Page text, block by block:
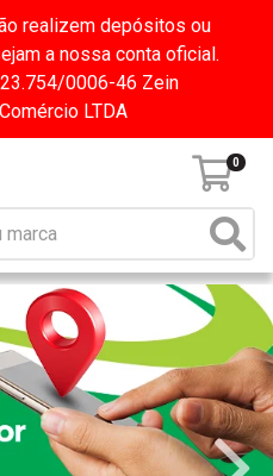
realizem depósitos ou
a nossa conta oficial.
0006-46 Zein
LTDA
0